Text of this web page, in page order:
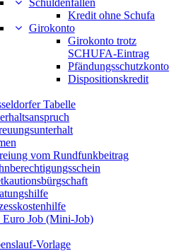
Schuldenfallen
Kredit ohne Schufa
Girokonto
Girokonto trotz
SCHUFA-Eintrag
Pfändungsschutzkonto
Dispositionskredit
Tabelle
vom Rundfunkbeitrag
Euro Job (Mini-Job)
Vorlage